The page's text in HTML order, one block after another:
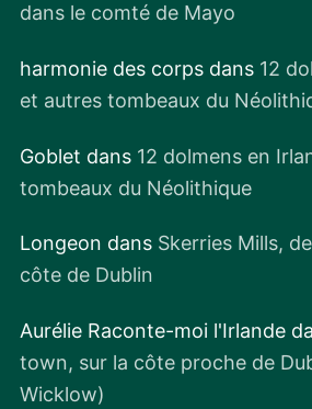
dans le comté de Mayo
harmonie des corps dans 12
et autres tombeaux du
Goblet dans 12 dolmens en
tombeaux du Néolithique
Longeon dans Skerries Mills,
côte de Dublin
Aurélie Raconte-moi l'Irlande
town, sur la côte proche de
Wicklow)